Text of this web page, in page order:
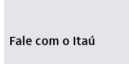
Fale com o Itaú